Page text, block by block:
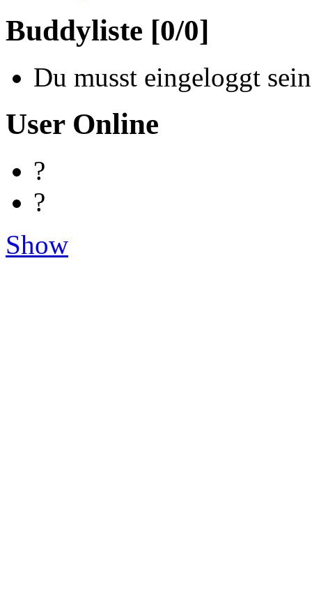
Buddyliste [0/0]
Du musst eingeloggt
User Online
?
?
Show